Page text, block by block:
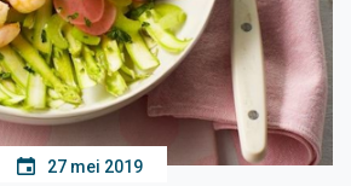
27 mei 2019